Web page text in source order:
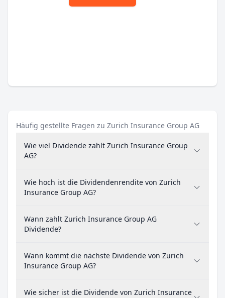
Häufig gestellte Fragen zu Zurich Insurance Group AG
Wie viel Dividende zahlt Zurich Insurance Group
AG?
Wie hoch ist die Dividendenrendite von Zurich
Insurance Group AG?
Wann zahlt Zurich Insurance Group AG
Dividende?
Wann kommt die nächste Dividende von Zurich
Insurance Group AG?
Wie sicher ist die Dividende von Zurich Insurance